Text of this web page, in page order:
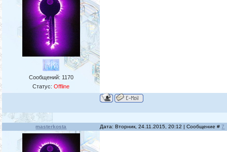
Сообщений: 1170
Статус:Offline
masterkosta Дата: Вторник, 24.11.2015, 20:12 | Сообщение #7